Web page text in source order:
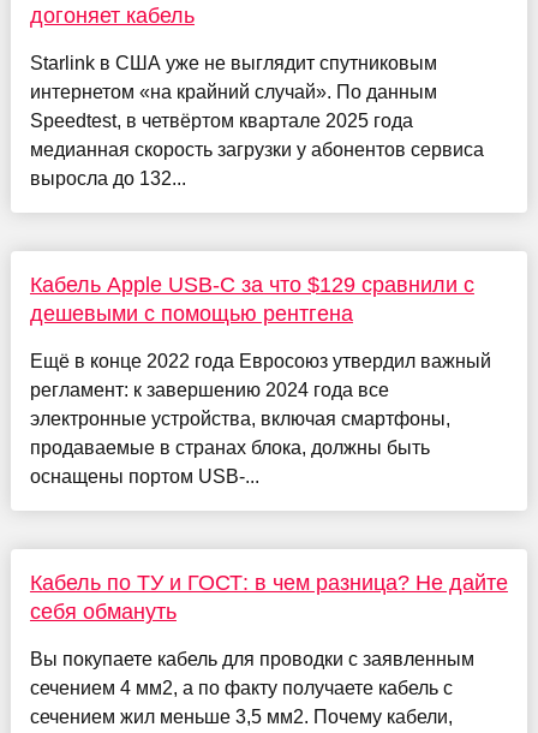
догоняет кабель
Starlink в США уже не выглядит спутниковым
интернетом «на крайний случай». По данным
Speedtest, в четвёртом квартале 2025 года
медианная скорость загрузки у абонентов сервиса
выросла до 132...
Кабель Apple USB-C за что $129 сравнили с
дешевыми с помощью рентгена
Ещё в конце 2022 года Евросоюз утвердил важный
регламент: к завершению 2024 года все
электронные устройства, включая смартфоны,
продаваемые в странах блока, должны быть
оснащены портом USB-...
Кабель по ТУ и ГОСТ: в чем разница? Не дайте
себя обмануть
Вы покупаете кабель для проводки с заявленным
сечением 4 мм2, а по факту получаете кабель с
сечением жил меньше 3,5 мм2. Почему кабели,